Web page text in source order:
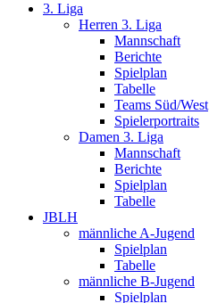
3. Liga
Herren 3. Liga
Mannschaft
Berichte
Spielplan
Tabelle
Teams Süd/West
Spielerportraits
Damen 3. Liga
Mannschaft
Berichte
Spielplan
Tabelle
JBLH
männliche A-Jugend
Spielplan
Tabelle
männliche B-Jugend
Spielplan